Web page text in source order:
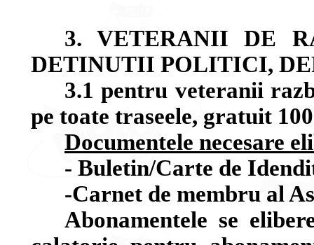
3. VETERANII DE
DETINUTII POLITICI,
3.1 pentru veteranii
pe toate traseele, gratuit
Documentele necesare
- Buletin/Carte de
-Carnet de membru al
Abonamentele se